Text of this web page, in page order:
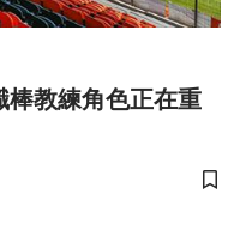
教練角色正在重
儲